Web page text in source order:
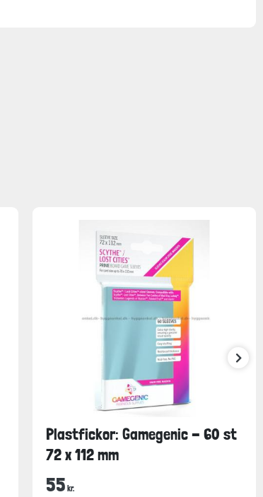
Plastfickor: Gamegenic - 60 st
72 x 112 mm
55 kr.